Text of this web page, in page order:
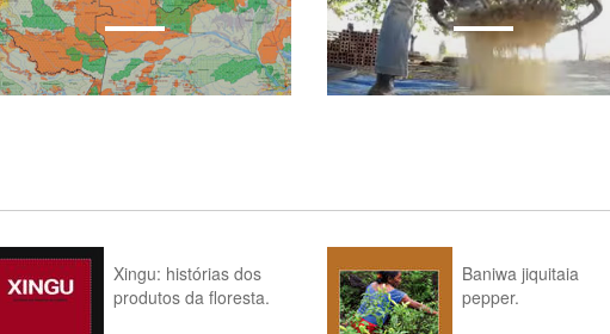
Xingu: histórias dos
produtos da floresta.
Baniwa jiquitaia
pepper.